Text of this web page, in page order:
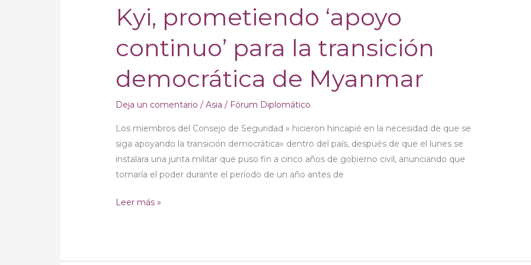
Kyi, prometiendo ‘apoyo
continuo’ para la transición
democrática de Myanmar
Deja un comentario /Asia / Fórum Diplomático
Los miembros del Consejo de Seguridad » hicieron hincapié en la necesidad de que se
siga apoyando la transición democrática» dentro del país, después de que el lunes se
instalara una junta militar que puso fin a cinco años de gobierno civil, anunciando que
tomaría el poder durante el período de un año antes de
democrática
Myanmar
Leer más »